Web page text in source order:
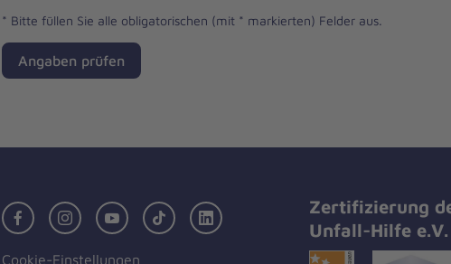
* Bitte füllen Sie alle obligatorischen (mit * markierten) Felder aus.
Angaben prüfen
FacebookInstagramYoutubeTikTok LinkedIn
Cookie-Einstellungen
Zertifizierung
Unfall-Hilfe e.V.